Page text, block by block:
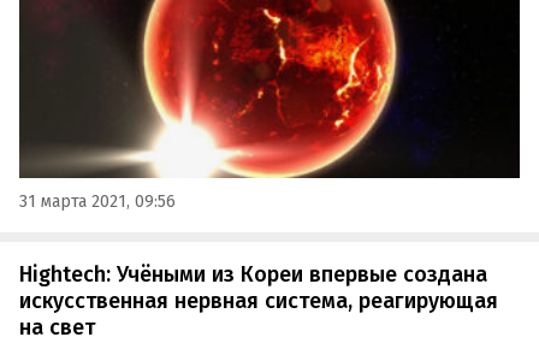
31 марта 2021, 09:56
Hightech: Учёными из Кореи впервые создана
искусственная нервная система, реагирующая
на свет